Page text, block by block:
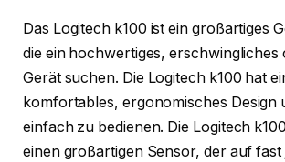
Das Logitech k100 ist ein großartiges
die ein hochwertiges, erschwingliches
Gerät suchen. Die Logitech k100 hat
komfortables, ergonomisches Design
einfach zu bedienen. Die Logitech
einen großartigen Sensor, der auf fast